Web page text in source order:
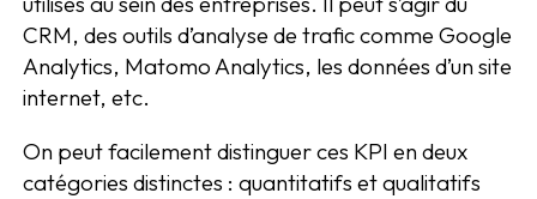
CRM, des outils d’analyse de trafic comme Google
Analytics, Matomo Analytics, les données d’un site
internet, etc.
On peut facilement distinguer ces KPI en deux
catégories distinctes : quantitatifs et qualitatifs